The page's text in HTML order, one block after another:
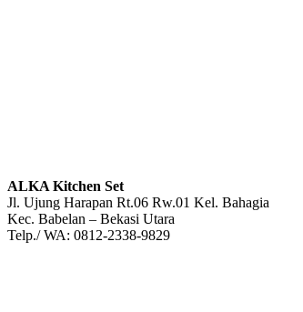
ALKA Kitchen Set
Jl. Ujung Harapan Rt.06 Rw.01 Kel. Bahagia
Kec. Babelan – Bekasi Utara
Telp./ WA: 0812-2338-9829